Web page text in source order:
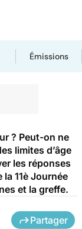
Émissions
? Peut-on ne
limites d’âge
les réponses
11è Journée
et la greffe.
Partager